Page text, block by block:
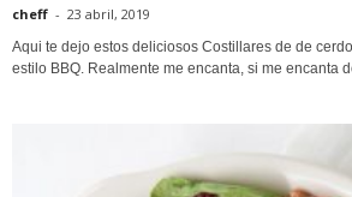
cheff - 23 abril, 2019
Aqui te dejo estos deliciosos Costillares de de
estilo BBQ. Realmente me encanta, si me encanta